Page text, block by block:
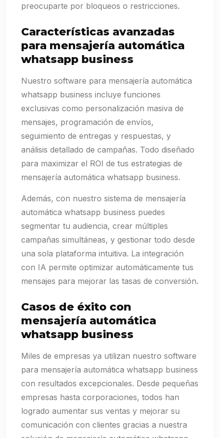
preocuparte por bloqueos o restricciones.
Características avanzadas
para mensajería automática
whatsapp business
Nuestro software para mensajería automática
whatsapp business incluye funciones
exclusivas como personalización masiva de
mensajes, programación de envíos,
seguimiento de entregas y respuestas, y
análisis detallado de campañas. Todo diseñado
para maximizar el ROI de tus estrategias de
mensajería automática whatsapp business.
Además, con nuestro sistema de mensajería
automática whatsapp business puedes
segmentar tu audiencia, crear múltiples
campañas simultáneas, y gestionar todo desde
una sola plataforma intuitiva. La integración
con IA permite optimizar automáticamente tus
mensajes para mejorar las tasas de conversión.
Casos de éxito con
mensajería automática
whatsapp business
Miles de empresas ya utilizan nuestro software
para mensajería automática whatsapp business
con resultados excepcionales. Desde pequeñas
empresas hasta corporaciones, todos han
logrado aumentar sus ventas y mejorar su
comunicación con clientes gracias a nuestra